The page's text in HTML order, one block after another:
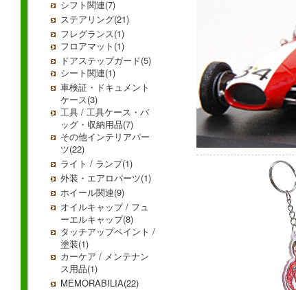
シフト関連(7)
ステアリング(21)
フレグランス(1)
フロアマット(1)
ドアステップガード(5)
シート関連(1)
車検証・ドキュメント
ケース(3)
工具 / 工具ケース・バ
ッグ・収納用品(7)
その他インテリアパー
ツ(22)
ライト / ランプ(1)
外装・エアロパーツ(1)
ホイール関連(9)
オイルキャップ / フュ
ーエルキャップ(8)
タッチアップペイント /
塗装(1)
カーケア / メンテナン
ス用品(1)
MEMORABILIA(22)